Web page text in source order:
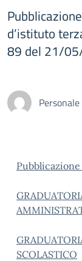
d’istituto
89 del 21/
SCOLASTICO